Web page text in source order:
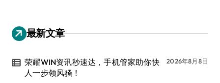
最新文章
荣耀WIN资讯秒速达，手机管家助你快
人一步领风骚！
2026年8月8日